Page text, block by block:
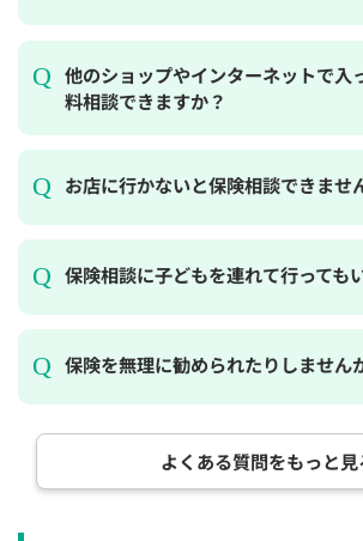
他のショップやインターネットで入
料相談できますか？
お店に行かないと保険相談できませ
保険相談に子どもを連れて行っても
保険を無理に勧められたりしません
よくある質問をもっと見